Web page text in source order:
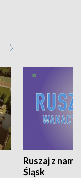
Ruszaj z
Śląsk